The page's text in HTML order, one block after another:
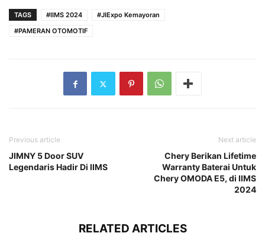
TAGS #IIMS 2024
#JIExpo Kemayoran
#PAMERAN OTOMOTIF
Previous article
JIMNY 5 Door SUV
Legendaris Hadir Di IIMS
Next article
Chery Berikan Lifetime
Warranty Baterai Untuk
Chery OMODA E5, di IIMS
2024
RELATED ARTICLES